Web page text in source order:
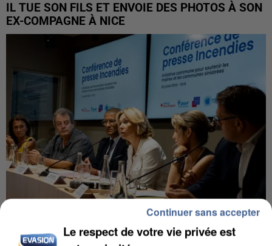
IL TUE SON FILS ET ENVOIE DES PHOTOS À SON
EX-COMPAGNE À NICE
INCENDIES : L’ÎLE-DE-FRANCE LANCE UN ÉLAN
Le respect de votre vie privée est
Continuer sans accepter